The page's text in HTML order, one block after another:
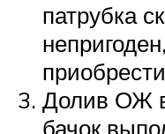
патрубка
Долив ОЖ
бачок